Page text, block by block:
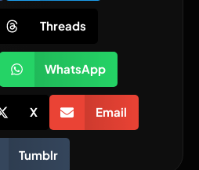
Threads
WhatsApp
X Email
Tumblr